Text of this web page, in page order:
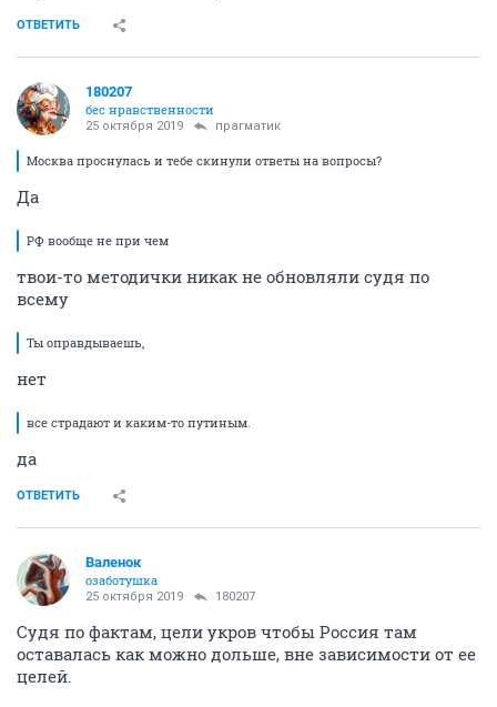
ОТВЕТИТЬ
180207
бес нравственности
25 октября 2019 прагматик
Москва проснулась и тебе скинули ответы на вопросы?
Да
РФ вообще не при чем
твои-то методички никак не обновляли судя по
всему
Ты оправдываешь,
нет
все страдают и каким-то путиным.
да
ОТВЕТИТЬ
Валенок
озаботушка
25 октября 2019 180207
Судя по фактам, цели укров чтобы Россия там
оставалась как можно дольше, вне зависимости от ее
целей.